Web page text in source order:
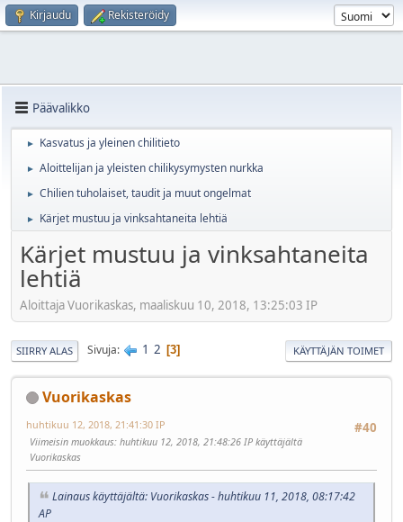
Kirjaudu Rekisteröidy
Päävalikko
► Kasvatus ja yleinen chilitieto
► Aloittelijan ja yleisten chilikysymysten nurkka
► Chilien tuholaiset, taudit ja muut ongelmat
► Kärjet mustuu ja vinksahtaneita lehtiä
Kärjet mustuu ja vinksahtaneita
lehtiä
Aloittaja Vuorikaskas, maaliskuu 10, 2018, 13:25:03 IP
SIIRRY ALAS Sivuja 1 2 3 KÄYTTÄJÄN TOIMET
Vuorikaskas
#40
huhtikuu 12, 2018, 21:41:30 IP
Viimeisin muokkaus: huhtikuu 12, 2018, 21:48:26 IP käyttäjältä
Vuorikaskas
Lainaus käyttäjältä: Vuorikaskas - huhtikuu 11, 2018, 08:17:42
AP